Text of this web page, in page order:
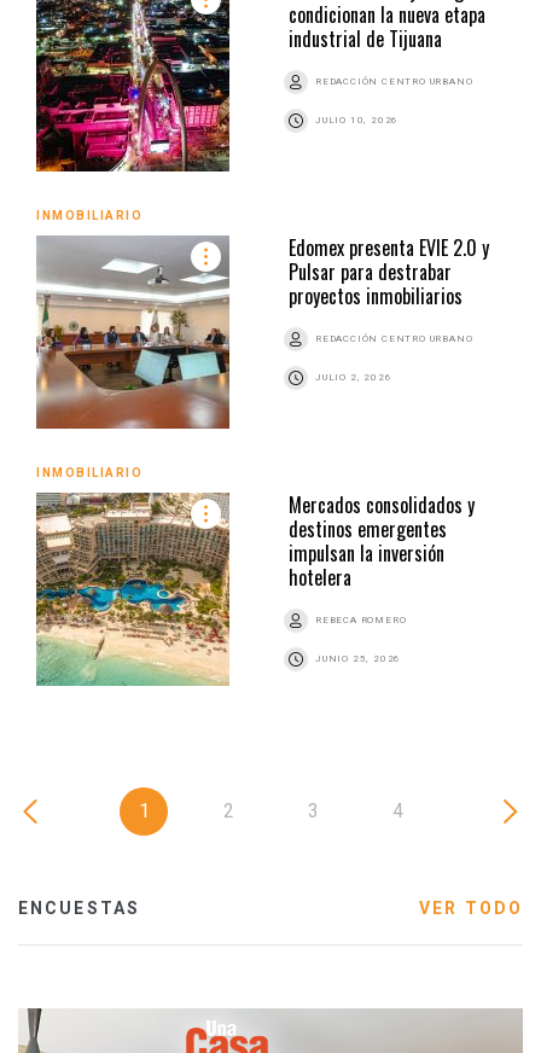
condicionan la nueva etapa
industrial de Tijuana
REDACCIÓN CENTRO URBANO
JULIO 10, 2026
INMOBILIARIO
Edomex presenta EVIE 2.0 y
Pulsar para destrabar
proyectos inmobiliarios
REDACCIÓN CENTRO URBANO
JULIO 2, 2026
INMOBILIARIO
Mercados consolidados y
destinos emergentes
impulsan la inversión
hotelera
REBECA ROMERO
JUNIO 25, 2026
1 2 3 4
ENCUESTAS VER TODO